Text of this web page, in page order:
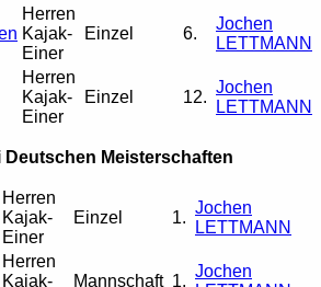
Herren
Kajak-
Einer
Einzel 6.
Jochen
LETTMANN
Herren
Kajak-
Einer
Einzel 12.
Jochen
LETTMANN
Deutschen Meisterschaften
Herren
Kajak-
Einer
Einzel 1.
Jochen
LETTMANN
Herren
Kajak-
Mannschaft 1.
Jochen